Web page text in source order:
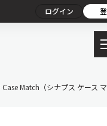
ログイン
Match（シナプス ケース マ